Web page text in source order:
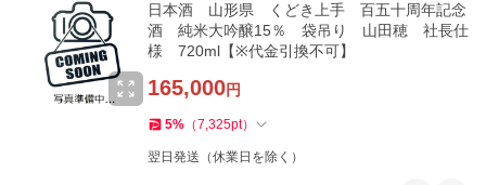
日本酒 山形県 くどき上手 百五十周年記念
酒 純米大吟醸15％ 袋吊り 山田穂 社長仕
様 720ml【※代金引換不可】
165,000円
5% （7,325pt）
翌日発送（休業日を除く）